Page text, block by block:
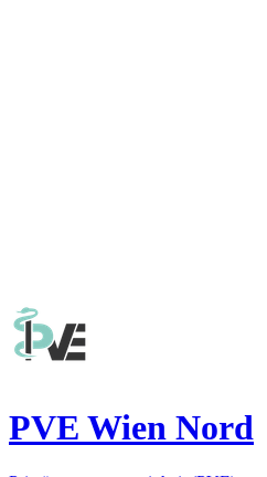
PVE Wien Nord